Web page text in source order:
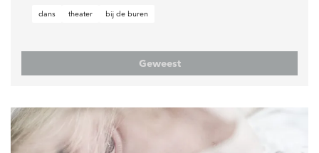
dans theater bij de buren
Geweest